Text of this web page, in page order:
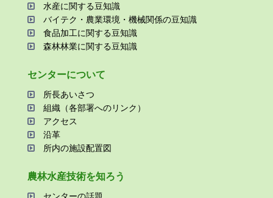
⽔産に関する⾖知識
バイテク・農業環境・機械関係の⾖知識
⾷品加⼯に関する⾖知識
森林林業に関する⾖知識
センターについて
所⻑あいさつ
組織（各部署へのリンク）
アクセス
沿⾰
所内の施設配置図
農林⽔産技術を知ろう